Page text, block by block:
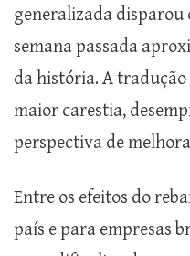
generalizada disparou
semana passada
da história. A tradução
maior carestia,
perspectiva de
Entre os efeitos do
país e para empresas